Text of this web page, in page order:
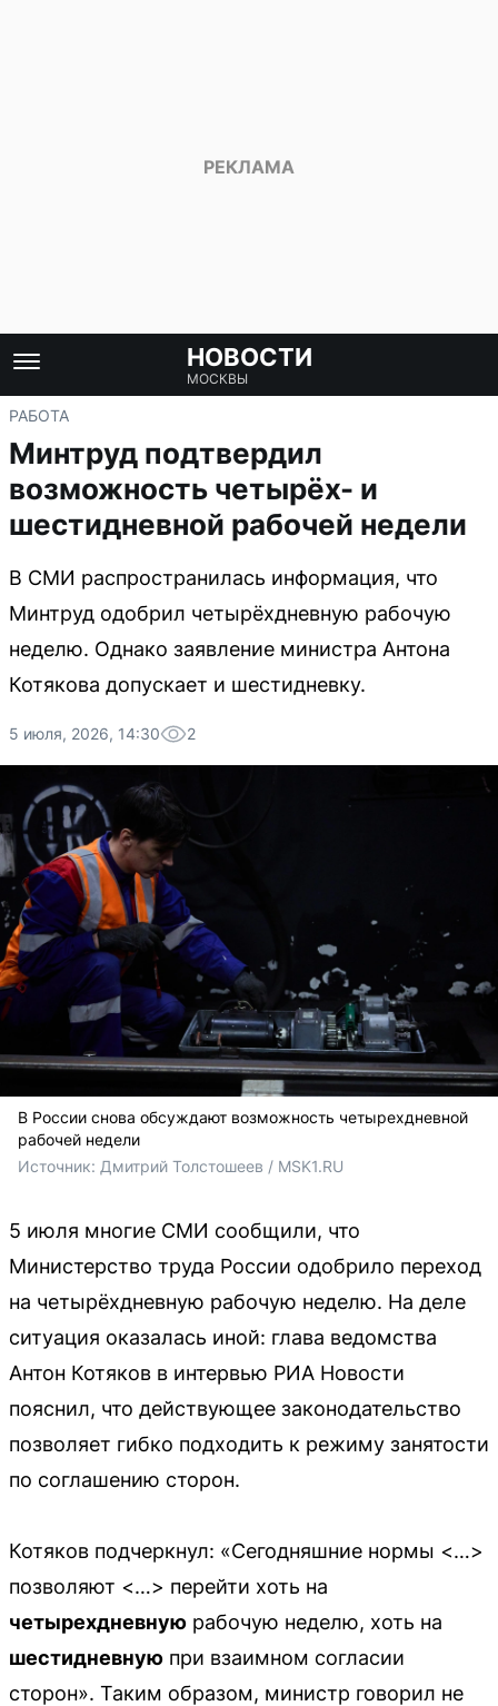
НОВОСТИ
МОСКВЫ
РАБОТА
Минтруд подтвердил
возможность четырёх- и
шестидневной рабочей недели
В СМИ распространилась информация, что
Минтруд одобрил четырёхдневную рабочую
неделю. Однако заявление министра Антона
Котякова допускает и шестидневку.
5 июля, 2026, 14:30 2
В России снова обсуждают возможность четырехдневной
рабочей недели
Источник: Дмитрий Толстошеев / MSK1.RU
5 июля многие СМИ сообщили, что
Министерство труда России одобрило переход
на четырёхдневную рабочую неделю. На деле
ситуация оказалась иной: глава ведомства
Антон Котяков в интервью РИА Новости
пояснил, что действующее законодательство
позволяет гибко подходить к режиму занятости
по соглашению сторон.
Котяков подчеркнул: «Сегодняшние нормы <…>
позволяют <…> перейти хоть на
четырехдневную рабочую неделю, хоть на
шестидневную при взаимном согласии
сторон». Таким образом, министр говорил не